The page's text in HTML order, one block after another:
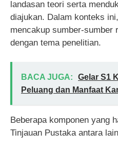
landasan teori serta
diajukan. Dalam konteks
mencakup sumber-sumber
dengan tema penelitian.
BACA JUGA:
Gelar S1
Peluang dan Manfaat
Beberapa komponen yang
Tinjauan Pustaka antara